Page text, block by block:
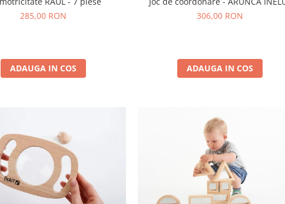
285,00 RON
ADAUGA IN COS
306,00 RON
ADAUGA IN COS